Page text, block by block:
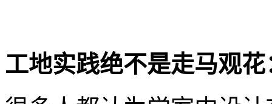
工地实践绝不是走马观花